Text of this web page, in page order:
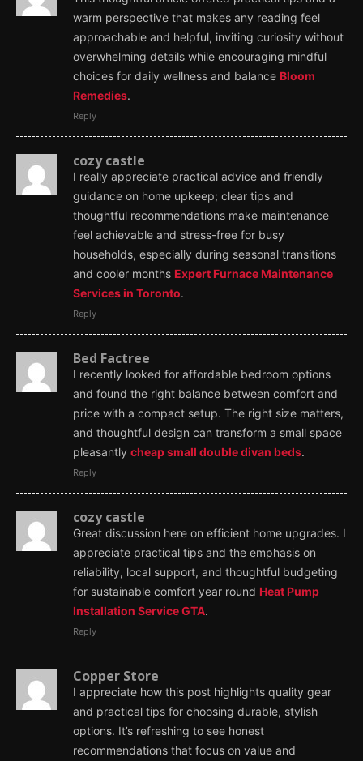
warm perspective that makes any reading feel
approachable and helpful, inviting curiosity without
overwhelming details while encouraging mindful
choices for daily wellness and balance Bloom
Remedies.
Reply
cozy castle
I really appreciate practical advice and friendly
guidance on home upkeep; clear tips and
thoughtful recommendations make maintenance
feel achievable and stress-free for busy
households, especially during seasonal transitions
and cooler months Expert Furnace Maintenance
Services in Toronto.
Reply
Bed Factree
I recently looked for affordable bedroom options
and found the right balance between comfort and
price with a compact setup. The right size matters,
and thoughtful design can transform a small space
pleasantly cheap small double divan beds.
Reply
cozy castle
Great discussion here on efficient home upgrades. I
appreciate practical tips and the emphasis on
reliability, local support, and thoughtful budgeting
for sustainable comfort year round Heat Pump
Installation Service GTA.
Reply
Copper Store
I appreciate how this post highlights quality gear
and practical tips for choosing durable, stylish
options. It’s refreshing to see honest
recommendations that focus on value and